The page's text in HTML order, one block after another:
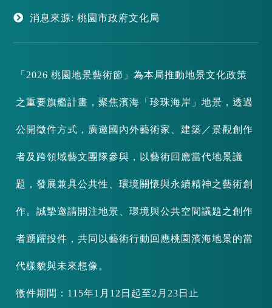
消息來源: 桃園市政府文化局
「2026 桃園地景藝術節」為本局推動地景文化政策
之重要旗艦計畫，聚焦濱海「珍珠海岸」地景，透過
公開徵件方式，廣邀國內外藝術家、建築／景觀創作
者及跨領域藝文團隊參與，以藝術回應當代地景議
題，發展兼具公共性、環境關懷與永續精神之藝術創
作。誠摯邀請關注地景、環境與公共空間議題之創作
者踴躍投件，共同以藝術行動回應桃園濱海地景的當
代樣貌與未來想像。
徵件期間：115年1月12日起至2月23日止